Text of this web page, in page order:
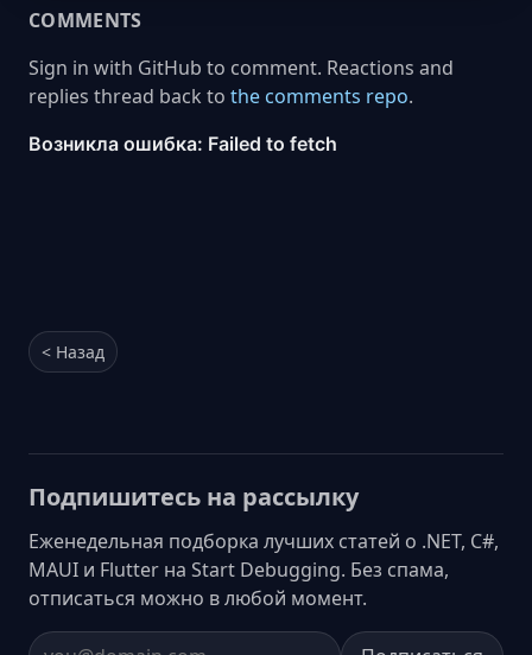
COMMENTS
Sign in with GitHub to comment. Reactions and
replies thread back to the comments repo.
< Назад
Подпишитесь на рассылку
Еженедельная подборка лучших статей о .NET, C#,
MAUI и Flutter на Start Debugging. Без спама,
отписаться можно в любой момент.